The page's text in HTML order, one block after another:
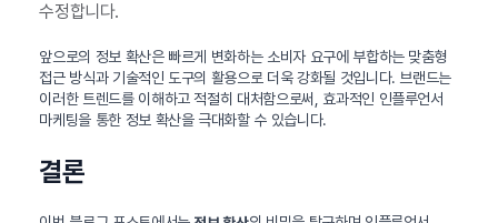
수정합니다.
앞으로의 정보 확산은 빠르게 변화하는 소비자 요구에 부합하는 맞춤형
접근 방식과 기술적인 도구의 활용으로 더욱 강화될 것입니다. 브랜드는
이러한 트렌드를 이해하고 적절히 대처함으로써, 효과적인 인플루언서
마케팅을 통한 정보 확산을 극대화할 수 있습니다.
결론